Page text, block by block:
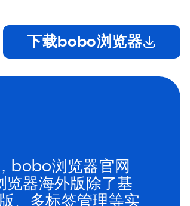
下载bobo浏览器
bobo浏览器官网
器海外版除了基
、多标签管理等实